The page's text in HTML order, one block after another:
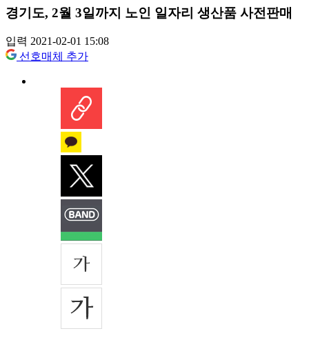
경기도, 2월 3일까지 노인 일자리 생산품 사전판매
입력 2021-02-01 15:08
선호매체 추가